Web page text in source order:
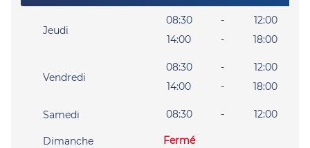
Jeudi
08:30 -
12:00
14:00
- 18:00
Vendredi
08:30 -
12:00
14:00
- 18:00
Samedi 08:30 - 12:00
Dimanche Fermé